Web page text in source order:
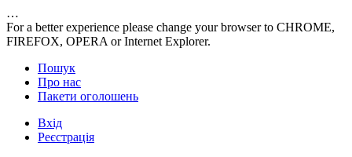
…
For a better experience please change your browser to CHROME,
FIREFOX, OPERA or Internet Explorer.
Пошук
Про нас
Пакети оголошень
Вхід
Реєстрація